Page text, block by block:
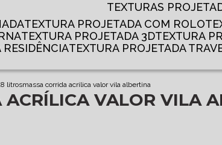
TEXTURAS
TEXTURA PROJETADA COM ROLO
TEXTURA PROJETADA 3D
TEXTURA
RESIDÊNCIA
TEXTURA PROJETADA
litrosmassa corrida acrilica valor vila albertina
ACRÍLICA VALOR VILA